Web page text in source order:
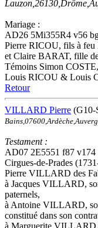
Mariage :
AD26 5Mi355R4 v56
Pierre RICOU, fils à
et Claire BARAT, fille
Témoins Simon
Louis RICOU & Louis
Retour
VILLARD Pierre (G10-
Testament :
AD07 2E5551 f87
Cirgues-de-Prades
Pierre VILLARD des
à Jacques VILLARD,
paternels,
à Antoine VILLARD,
constitué dans son
à Marguerite VILLARD,